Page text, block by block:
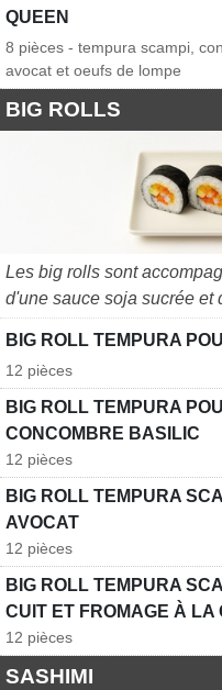
QUEEN
8 pièces - tempura scampi,
avocat et oeufs de lompe
BIG ROLLS
Les big rolls sont
d'une sauce soja sucrée et
BIG ROLL TEMPURA
12 pièces
BIG ROLL TEMPURA
CONCOMBRE BASILIC
12 pièces
BIG ROLL TEMPURA
AVOCAT
12 pièces
BIG ROLL TEMPURA
CUIT ET FROMAGE À LA
12 pièces
SASHIMI